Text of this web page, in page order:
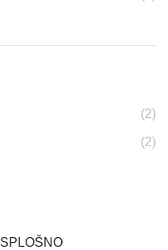
(2)
(2)
SPLOŠNO